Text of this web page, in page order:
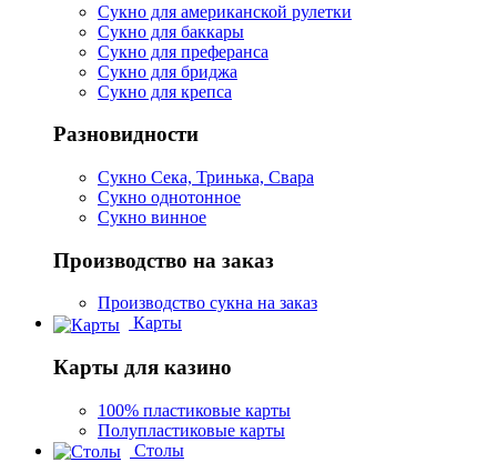
Сукно для американской рулетки
Сукно для баккары
Сукно для преферанса
Сукно для бриджа
Сукно для крепса
Разновидности
Сукно Сека, Тринька, Свара
Сукно однотонное
Сукно винное
Производство на заказ
Производство сукна на заказ
Карты
Карты для казино
100% пластиковые карты
Полупластиковые карты
Столы